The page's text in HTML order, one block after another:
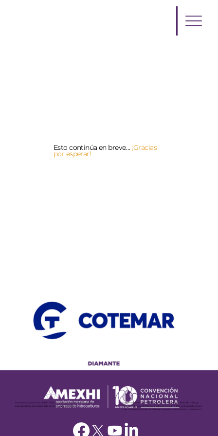
Esto continúa en breve…¡Gracias
por esperar!
Somos una asociación civil sin fines de lucro que reúne a los principales
inversionistas y operadores de petróleo y gas en México.
Si deseas más información sobre la Convención Nacional Petrolera y
revivir las ediciones anteriores, ingresa a nuestro sitio web amexhi.org en
la sección NUESTRA INDUSTRIA en el apartado NUESTRA COMUNIDAD.